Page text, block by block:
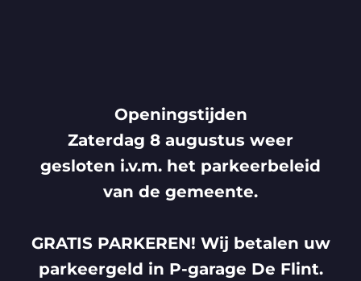
Openingstijden
Zaterdag 8 augustus weer
gesloten i.v.m. het parkeerbeleid
van de gemeente.
GRATIS PARKEREN! Wij betalen uw
parkeergeld in P-garage De Flint.